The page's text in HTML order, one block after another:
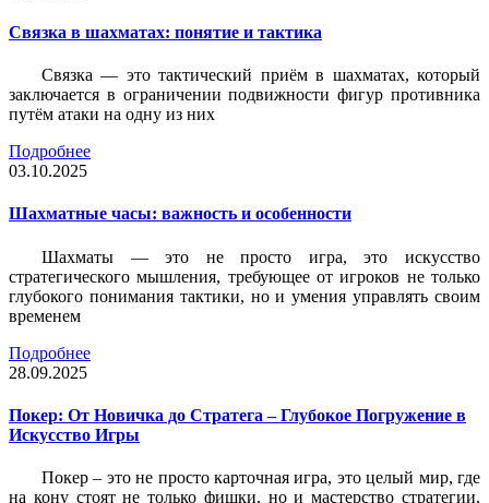
Связка в шахматах: понятие и тактика
Связка — это тактический приём в шахматах, который
заключается в ограничении подвижности фигур противника
путём атаки на одну из них
Подробнее
03.10.2025
Шахматные часы: важность и особенности
Шахматы — это не просто игра, это искусство
стратегического мышления, требующее от игроков не только
глубокого понимания тактики, но и умения управлять своим
временем
Подробнее
28.09.2025
Покер: От Новичка до Стратега – Глубокое Погружение в
Искусство Игры
Покер – это не просто карточная игра, это целый мир, где
на кону стоят не только фишки, но и мастерство стратегии,